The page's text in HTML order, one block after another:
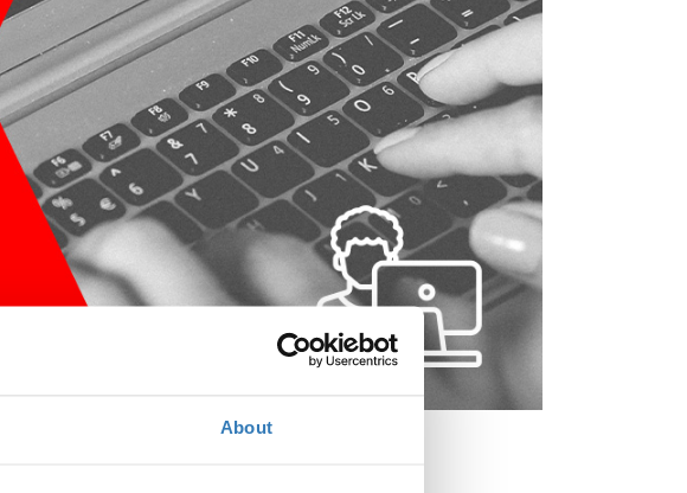
About